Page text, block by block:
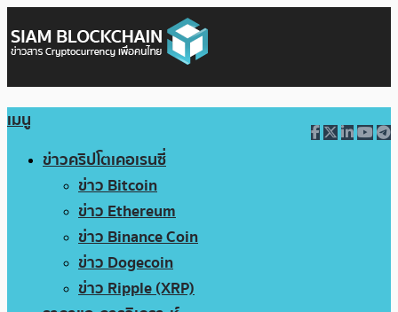
เมนู
ข่าวคริปโตเคอเรนซี่
ข่าว Bitcoin
ข่าว Ethereum
ข่าว Binance Coin
ข่าว Dogecoin
ข่าว Ripple (XRP)